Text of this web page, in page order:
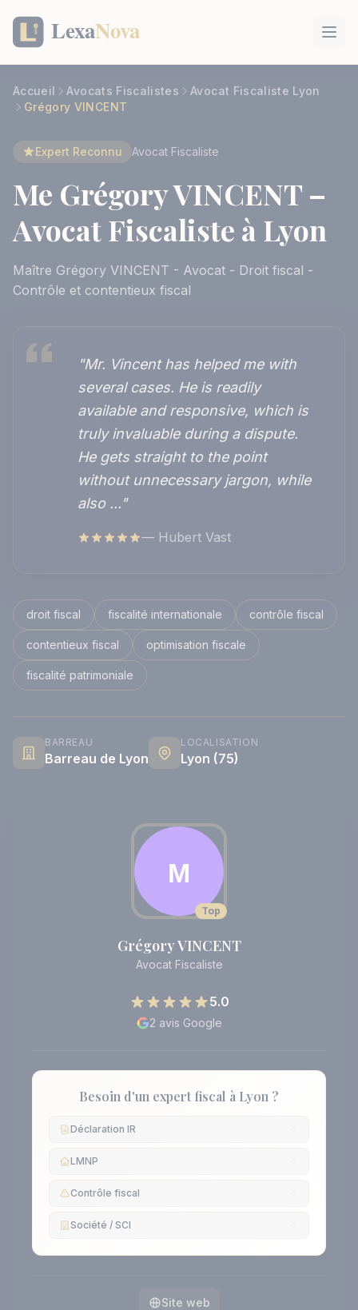
Accueil Avocats Fiscalistes
Avocat Fiscaliste Lyon
Grégory VINCENT
Expert Reconnu Avocat Fiscaliste
Me Grégory VINCENT –
Avocat Fiscaliste à Lyon
Maître Grégory VINCENT - Avocat - Droit fiscal -
Contrôle et contentieux fiscal
"Mr. Vincent has helped me with
several cases. He is readily
available and responsive, which is
truly invaluable during a dispute.
He gets straight to the point
without unnecessary jargon, while
also ..."
— Hubert Vast
droit fiscal fiscalité internationale contrôle fiscal
contentieux fiscal optimisation fiscale
fiscalité patrimoniale
BARREAU
Barreau de Lyon
LOCALISATION
Lyon (75)
Top
Grégory VINCENT
Avocat Fiscaliste
5.0
2 avis Google
Besoin d'un expert fiscal à Lyon ?
Déclaration IR
LMNP
Contrôle fiscal
Société / SCI
Site web